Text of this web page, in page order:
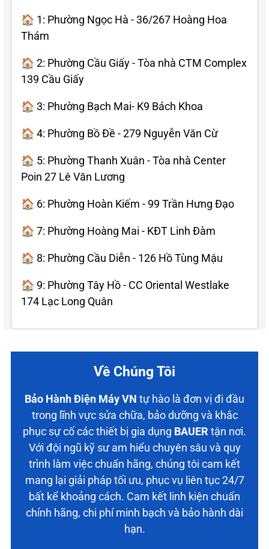
🏠 1: Phường Ngọc Hà - 36/267 Hoàng Hoa
Thám
🏠 2: Phường Cầu Giấy - Tòa nhà CTM Complex
139 Cầu Giấy
🏠 3: Phường Bạch Mai- K9 Bách Khoa
🏠 4: Phường Bồ Đề - 279 Nguyễn Văn Cừ
🏠 5: Phường Thanh Xuân - Tòa nhà Center
Poin 27 Lê Văn Lương
🏠 6: Phường Hoàn Kiếm - 99 Trần Hưng Đạo
🏠 7: Phường Hoàng Mai - KĐT Linh Đàm
🏠 8: Phường Cầu Diễn - 126 Hồ Tùng Mậu
🏠 9: Phường Tây Hồ - CC Oriental Westlake
174 Lạc Long Quân
Về Chúng Tôi
Bảo Hành Điện Máy VN tự hào là đơn vị đi đầu
trong lĩnh vực sửa chữa, bảo dưỡng và khắc
phục sự cố các thiết bị gia dụng BAUER tận nơi.
Với đội ngũ kỹ sư am hiểu chuyên sâu và quy
trình làm việc chuẩn hãng, chúng tôi cam kết
mang lại giải pháp tối ưu, phục vụ liên tục 24/7
bất kể khoảng cách. Cam kết linh kiện chuẩn
chính hãng, chi phí minh bạch và bảo hành dài
hạn.